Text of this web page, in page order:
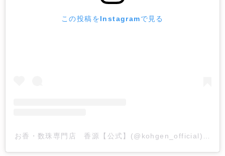
この投稿をInstagramで見る
お香・数珠専門店 香源【公式】(@kohgen_official)がシ